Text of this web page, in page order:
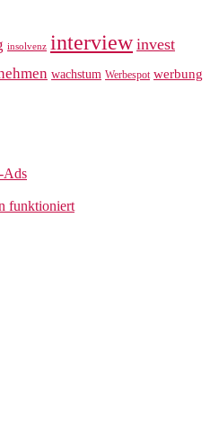
insolvenz interview invest
wachstum Werbespot werbung
Ads
funktioniert